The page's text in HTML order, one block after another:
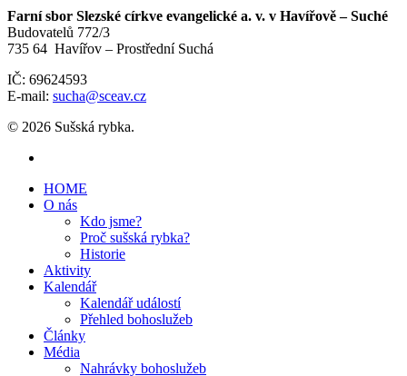
Farní sbor Slezské církve evangelické a. v. v Havířově – Suché
Budovatelů 772/3
735 64 Havířov – Prostřední Suchá
IČ: 69624593
E-mail: sucha@sceav.cz
© 2026 Sušská rybka.
HOME
O nás
Kdo jsme?
Proč sušská rybka?
Historie
Aktivity
Kalendář
Kalendář událostí
Přehled bohoslužeb
Články
Média
Nahrávky bohoslužeb